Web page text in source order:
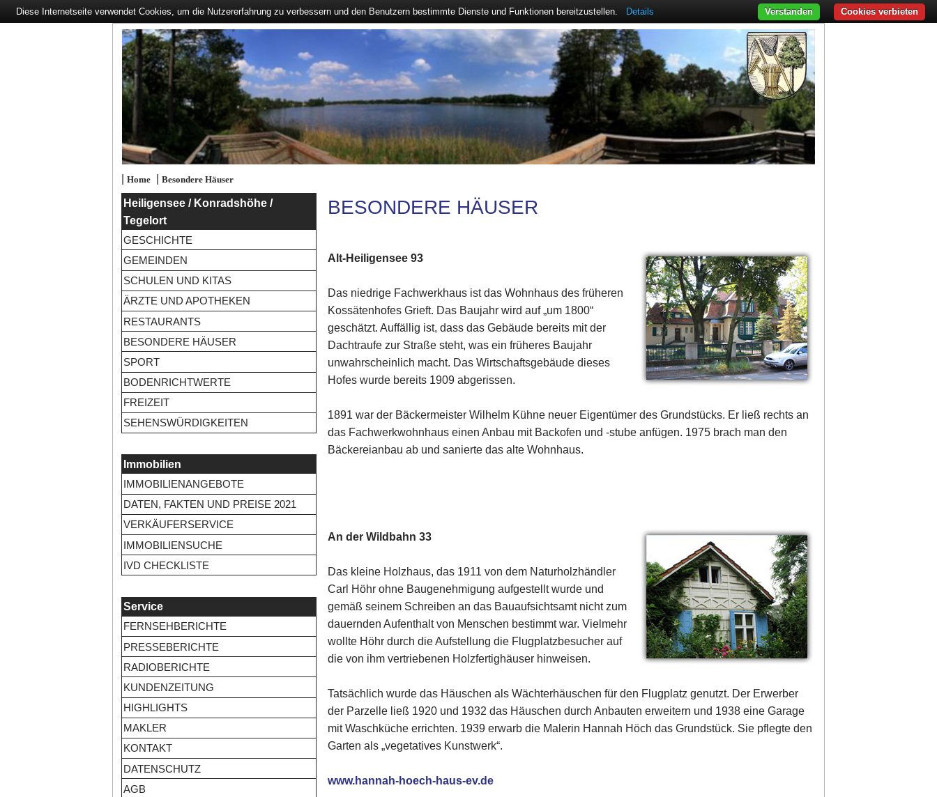
| Home| Besondere Häuser
Heiligensee / Konradshöhe /
Tegelort
GESCHICHTE
GEMEINDEN
SCHULEN UND KITAS
ÄRZTE UND APOTHEKEN
RESTAURANTS
BESONDERE HÄUSER
SPORT
BODENRICHTWERTE
FREIZEIT
SEHENSWÜRDIGKEITEN
Immobilien
IMMOBILIENANGEBOTE
DATEN, FAKTEN UND PREISE 2021
VERKÄUFERSERVICE
IMMOBILIENSUCHE
IVD CHECKLISTE
Service
FERNSEHBERICHTE
PRESSEBERICHTE
RADIOBERICHTE
KUNDENZEITUNG
HIGHLIGHTS
MAKLER
KONTAKT
DATENSCHUTZ
AGB
BESONDERE HÄUSER
Alt-Heiligensee 93
Das niedrige Fachwerkhaus ist das Wohnhaus des früheren
Kossätenhofes Grieft. Das Baujahr wird auf „um 1800“
geschätzt. Auffällig ist, dass das Gebäude bereits mit der
Dachtraufe zur Straße steht, was ein früheres Baujahr
unwahrscheinlich macht. Das Wirtschaftsgebäude dieses
Hofes wurde bereits 1909 abgerissen.
1891 war der Bäckermeister Wilhelm Kühne neuer Eigentümer des Grundstücks. Er ließ rechts an
das Fachwerkwohnhaus einen Anbau mit Backofen und -stube anfügen. 1975 brach man den
Bäckereianbau ab und sanierte das alte Wohnhaus.
An der Wildbahn 33
Das kleine Holzhaus, das 1911 von dem Naturholzhändler
Carl Höhr ohne Baugenehmigung aufgestellt wurde und
gemäß seinem Schreiben an das Bauaufsichtsamt nicht zum
dauernden Aufenthalt von Menschen bestimmt war. Vielmehr
wollte Höhr durch die Aufstellung die Flugplatzbesucher auf
die von ihm vertriebenen Holzfertighäuser hinweisen.
Tatsächlich wurde das Häuschen als Wächterhäuschen für den Flugplatz genutzt. Der Erwerber
der Parzelle ließ 1920 und 1932 das Häuschen durch Anbauten erweitern und 1938 eine Garage
mit Waschküche errichten. 1939 erwarb die Malerin Hannah Höch das Grundstück. Sie pflegte den
Garten als „vegetatives Kunstwerk“.
www.hannah-hoech-haus-ev.de
Diese Internetseite verwendet Cookies, um die Nutzererfahrung zu verbessern und den Benutzern bestimmte Dienste und Funktionen bereitzustellen. Details Cookies verbieten
Verstanden